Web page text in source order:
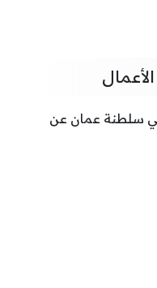
في سلطنة عمان عن